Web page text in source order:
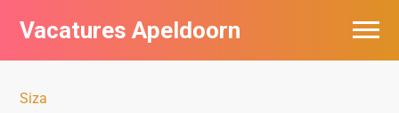
Vacatures Apeldoorn
Siza
Vacatures per bedrijf